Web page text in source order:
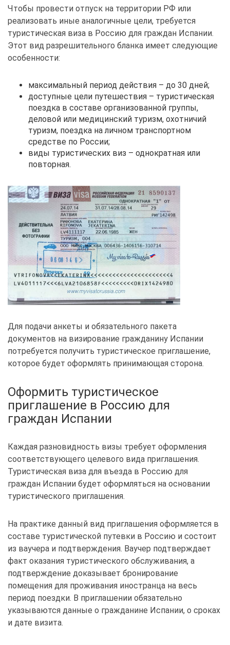
Чтобы провести отпуск на территории РФ или
реализовать иные аналогичные цели, требуется
туристическая виза в Россию для граждан Испании.
Этот вид разрешительного бланка имеет следующие
особенности:
максимальный период действия – до 30 дней;
доступные цели путешествия – туристическая
поездка в составе организованной группы,
деловой или медицинский туризм, охотничий
туризм, поездка на личном транспортном
средстве по России;
виды туристических виз – однократная или
повторная.
Для подачи анкеты и обязательного пакета
документов на визирование гражданину Испании
потребуется получить туристическое приглашение,
которое будет оформлять принимающая сторона.
Оформить туристическое
приглашение в Россию для
граждан Испании
Каждая разновидность визы требует оформления
соответствующего целевого вида приглашения.
Туристическая виза для въезда в Россию для
граждан Испании будет оформляться на основании
туристического приглашения.
На практике данный вид приглашения оформляется в
составе туристической путевки в Россию и состоит
из ваучера и подтверждения. Ваучер подтверждает
факт оказания туристического обслуживания, а
подтверждение доказывает бронирование
помещения для проживания иностранца на весь
период поездки. В приглашении обязательно
указываются данные о гражданине Испании, о сроках
и дате визита.